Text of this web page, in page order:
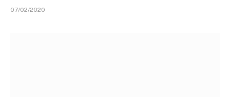
07/02/2020